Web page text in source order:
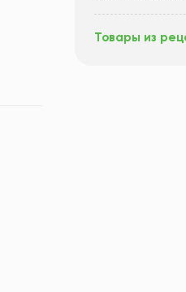
Товары из